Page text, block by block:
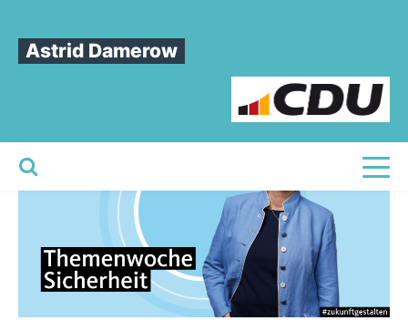
Astrid Damerow
Sie sind hier
ThemenwocheSicherheit